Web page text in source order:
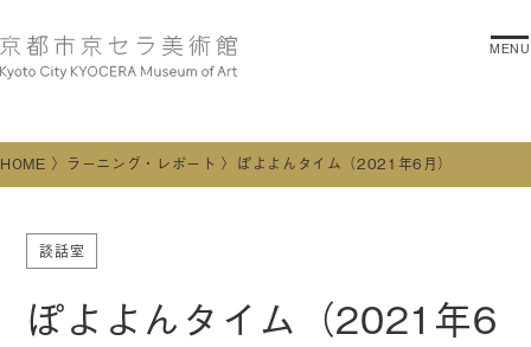
MENU
HOME ラーニング・レポート ぽよよんタイム（2021年6月）
談話室
ぽよよんタイム（2021年6